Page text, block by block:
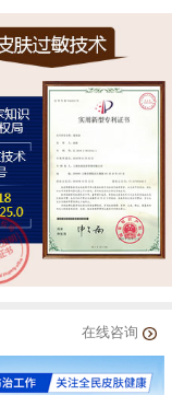
在线咨询